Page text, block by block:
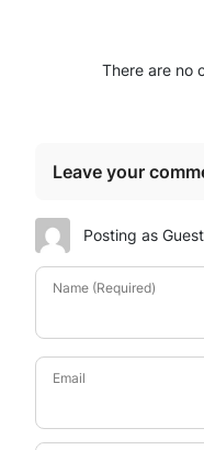
There are no
Leave your
Posting as Guest
Name (Required)
Email